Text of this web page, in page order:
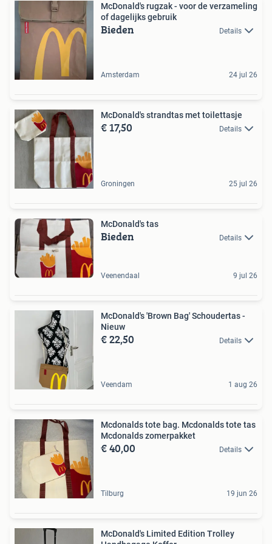
McDonald's rugzak - voor de verzameling
of dagelijks gebruik
Bieden Details
Amsterdam 24 jul 26
McDonald's strandtas met toilettasje
€ 17,50 Details
Groningen 25 jul 26
McDonald's tas
Bieden Details
Veenendaal 9 jul 26
McDonald's 'Brown Bag' Schoudertas -
Nieuw
€ 22,50 Details
Veendam 1 aug 26
Mcdonalds tote bag. Mcdonalds tote tas
Mcdonalds zomerpakket
€ 40,00 Details
Tilburg 19 jun 26
McDonald's Limited Edition Trolley